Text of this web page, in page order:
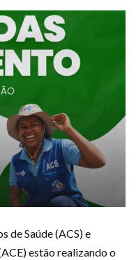
de Saúde (ACS) e
estão realizando o